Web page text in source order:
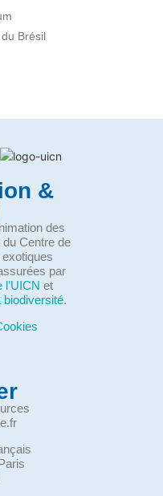
Brésil
&
des
du Centre de
par
et
biodiversité.